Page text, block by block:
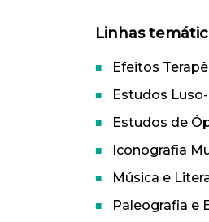
Linhas
Efeitos
Estudos
Estudos de
Iconografia
Música e
Paleografia e